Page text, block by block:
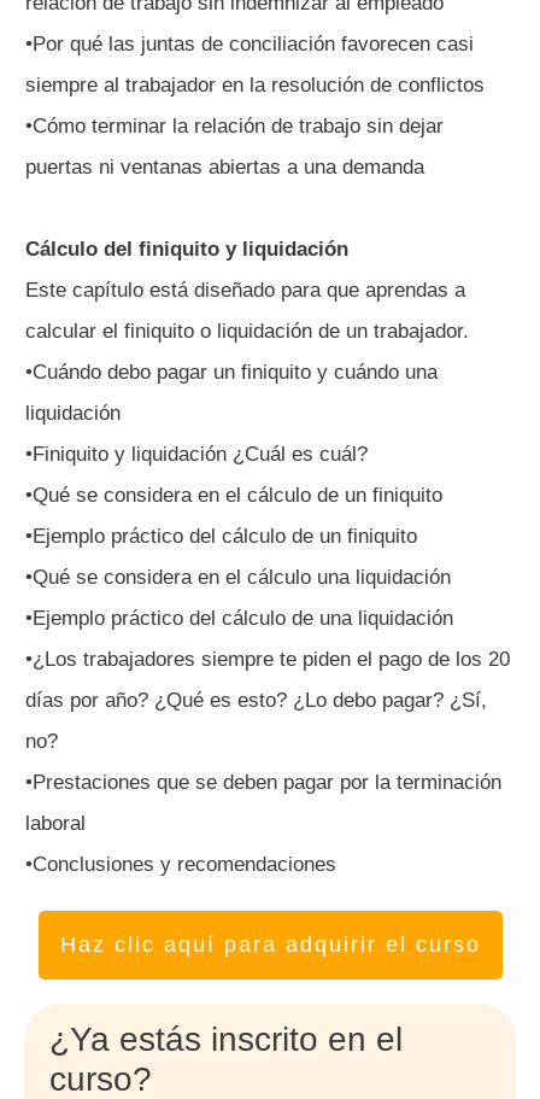
•Por qué las juntas de conciliación favorecen casi
siempre al trabajador en la resolución de conflictos
•Cómo terminar la relación de trabajo sin dejar
puertas ni ventanas abiertas a una demanda
Cálculo del finiquito y liquidación
Este capítulo está diseñado para que aprendas a
calcular el finiquito o liquidación de un trabajador.
•Cuándo debo pagar un finiquito y cuándo una
liquidación
•Finiquito y liquidación ¿Cuál es cuál?
•Qué se considera en el cálculo de un finiquito
•Ejemplo práctico del cálculo de un finiquito
•Qué se considera en el cálculo una liquidación
•Ejemplo práctico del cálculo de una liquidación
•¿Los trabajadores siempre te piden el pago de los 20
días por año? ¿Qué es esto? ¿Lo debo pagar? ¿Sí,
no?
•Prestaciones que se deben pagar por la terminación
laboral
•Conclusiones y recomendaciones
Haz clic aquí para adquirir el curso
¿Ya estás inscrito en el
curso?